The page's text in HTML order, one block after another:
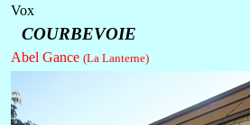
Vox
COURBEVOIE
Abel Gance (La Lanterne)